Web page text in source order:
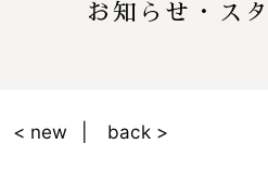
お知らせ・ス
< new back >